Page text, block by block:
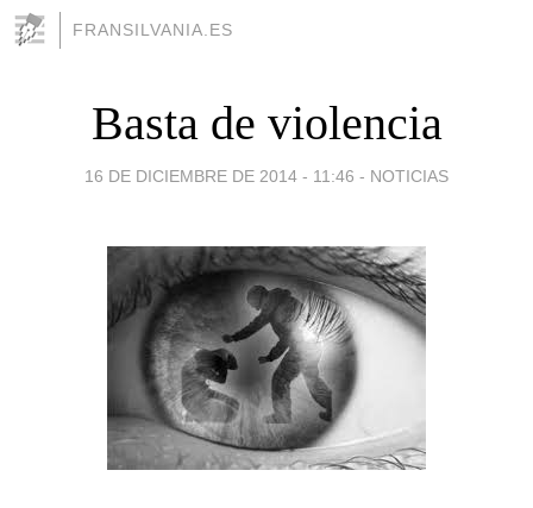
FRANSILVANIA.ES
Basta de violencia
16 DE DICIEMBRE DE 2014 - 11:46 - NOTICIAS